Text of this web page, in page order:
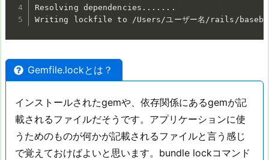
Resolving dependencies .. .. .. .
Writing lockfile to /Users/ユーザー名/rails/
Gemfile.lockとは？
インストールされたgemや、依存関係にあるgemが記
載されるファイルだそうです。アプリケーションに使
うためのものが何かが記載されるファイルと言う感じ
で覚えておけばよいと思います。bundle lockコマンド